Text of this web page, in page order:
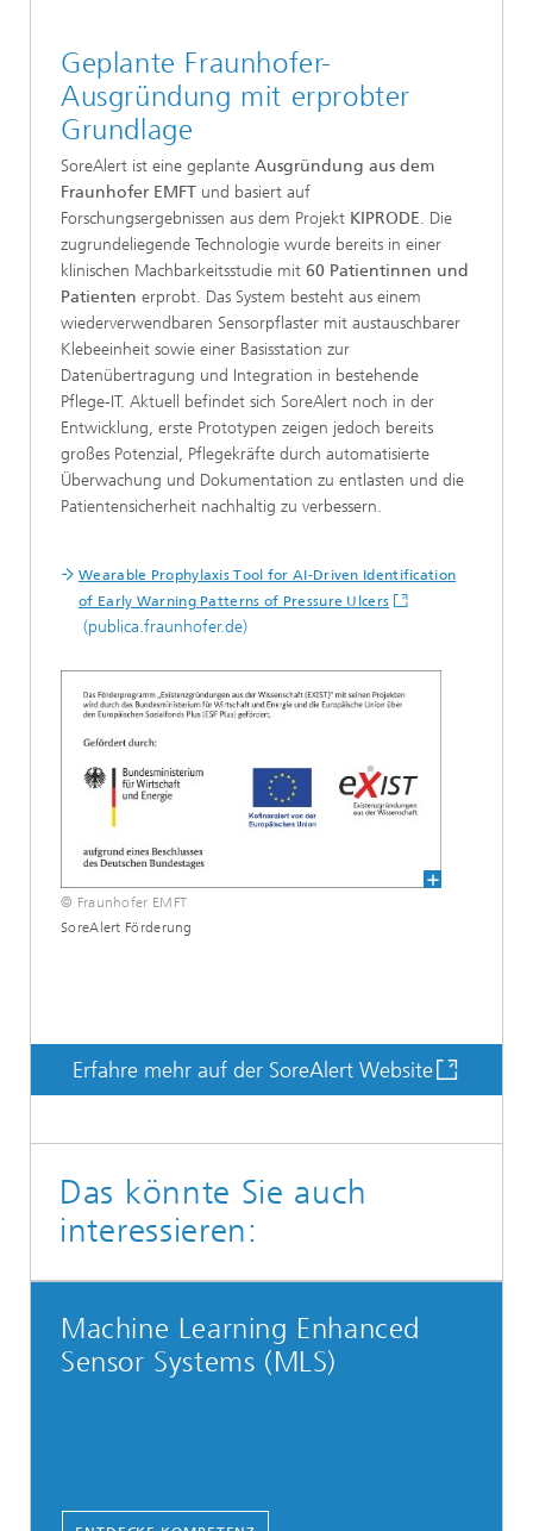
Geplante Fraunhofer-
Ausgründung mit erprobter
Grundlage
SoreAlert ist eine geplante Ausgründung aus dem
Fraunhofer EMFT und basiert auf
Forschungsergebnissen aus dem Projekt KIPRODE. Die
zugrundeliegende Technologie wurde bereits in einer
klinischen Machbarkeitsstudie mit 60 Patientinnen und
Patienten erprobt. Das System besteht aus einem
wiederverwendbaren Sensorpflaster mit austauschbarer
Klebeeinheit sowie einer Basisstation zur
Datenübertragung und Integration in bestehende
Pflege-IT. Aktuell befindet sich SoreAlert noch in der
Entwicklung, erste Prototypen zeigen jedoch bereits
großes Potenzial, Pflegekräfte durch automatisierte
Überwachung und Dokumentation zu entlasten und die
Patientensicherheit nachhaltig zu verbessern.
Wearable Prophylaxis Tool for AI-Driven Identification
of Early Warning Patterns of Pressure Ulcers
(publica.fraunhofer.de)
© Fraunhofer EMFT
SoreAlert Förderung
Erfahre mehr auf der SoreAlert Website
Das könnte Sie auch
interessieren:
Machine Learning Enhanced
Sensor Systems (MLS)